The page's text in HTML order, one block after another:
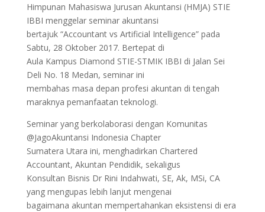
Himpunan Mahasiswa Jurusan Akuntansi (HMJA) STIE
IBBI menggelar seminar akuntansi
bertajuk “Accountant vs Artificial Intelligence” pada
Sabtu, 28 Oktober 2017. Bertepat di
Aula Kampus Diamond STIE-STMIK IBBI di Jalan Sei
Deli No. 18 Medan, seminar ini
membahas masa depan profesi akuntan di tengah
maraknya pemanfaatan teknologi.
Seminar yang berkolaborasi dengan Komunitas
@JagoAkuntansi Indonesia Chapter
Sumatera Utara ini, menghadirkan Chartered
Accountant, Akuntan Pendidik, sekaligus
Konsultan Bisnis Dr Rini Indahwati, SE, Ak, MSi, CA
yang mengupas lebih lanjut mengenai
bagaimana akuntan mempertahankan eksistensi di era